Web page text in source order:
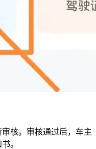
核。审核通过后，车主
。